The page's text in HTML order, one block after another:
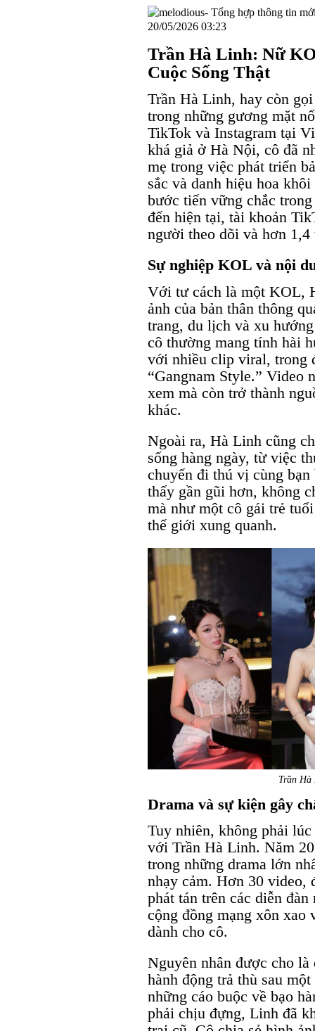
20/05/2026 03:23
Trần Hà Linh: Nữ
Cuộc Sống Thật
Trần Hà Linh, hay còn
trong những gương mặt
TikTok và Instagram tại
khá giả ở Hà Nội, cô đã
mẹ trong việc phát triển
sắc và danh hiệu hoa
bước tiến vững chắc
đến hiện tại, tài khoản
người theo dõi và hơn
Sự nghiệp KOL và nội
Với tư cách là một KOL,
ảnh của bản thân thông
trang, du lịch và xu
cô thường mang tính hài
với nhiều clip viral, trong
“Gangnam Style.” Video
xem mà còn trở thành
khác.
Ngoài ra, Hà Linh cũng
sống hàng ngày, từ việc
chuyến đi thú vị cùng
thấy gần gũi hơn, không
mà như một cô gái trẻ
thế giới xung quanh.
Trần
Drama và sự kiện gây
Tuy nhiên, không phải
với Trần Hà Linh. Năm
trong những drama lớn
nhạy cảm. Hơn 30 video,
phát tán trên các diễn
cộng đồng mạng xôn xao
dành cho cô.
Nguyên nhân được cho
hành động trả thù sau
những cáo buộc về bạo
phải chịu đựng, Linh đã